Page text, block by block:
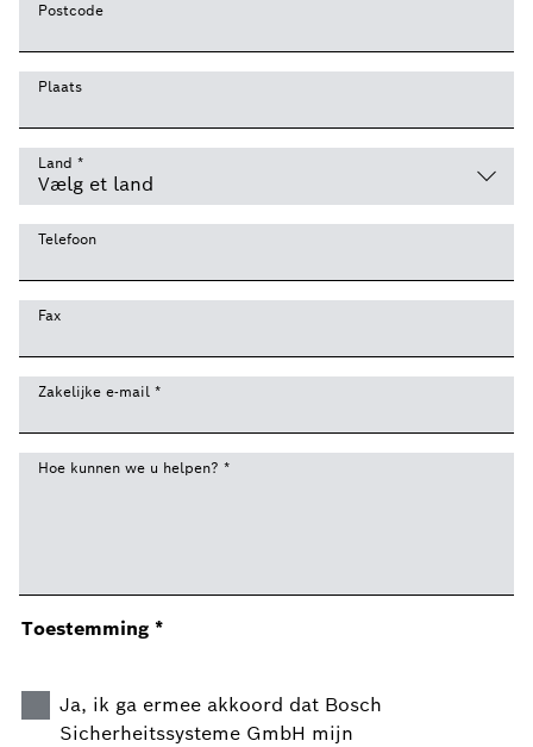
Postcode
Plaats
Land *
Telefoon
Fax
Zakelijke e-mail *
Hoe kunnen we u helpen? *
Toestemming *
Ja, ik ga ermee akkoord dat Bosch
Sicherheitssysteme GmbH mijn